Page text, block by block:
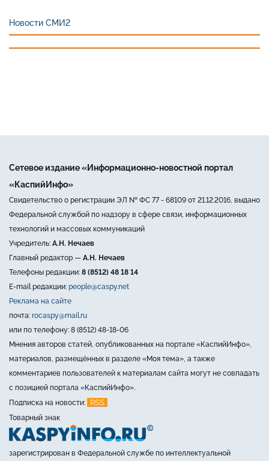
Новости СМИ2
Сетевое издание «Информационно-новостной портал
«КаспийИнфо»
Свидетельство о регистрации ЭЛ № ФС 77 - 68109 от 21.12.2016, выдано
Федеральной службой по надзору в сфере связи, информационных
технологий и массовых коммуникаций
Учредитель: А.Н. Нечаев
Главный редактор — А.Н. Нечаев
Телефоны редакции: 8 (8512) 48 18 14
E-mail редакции: people@caspy.net
Реклама на сайте
почта: rocaspy@mail.ru
или по телефону: 8 (8512) 48-18-06
Мнения авторов статей, опубликованных на портале «КаспийИнфо»,
материалов, размещённых в разделе «Моя тема», а также
комментариев пользователей к материалам сайта могут не совпадать
с позицией портала «КаспийИнфо».
Подписка на новости:
RSS
Товарный знак
зарегистрирован в Федеральной службе по интеллектуальной